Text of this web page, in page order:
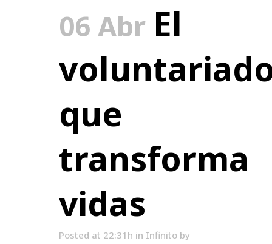
06 Abr El
que
transforma
vidas
Posted at 22:31h in Infinito by